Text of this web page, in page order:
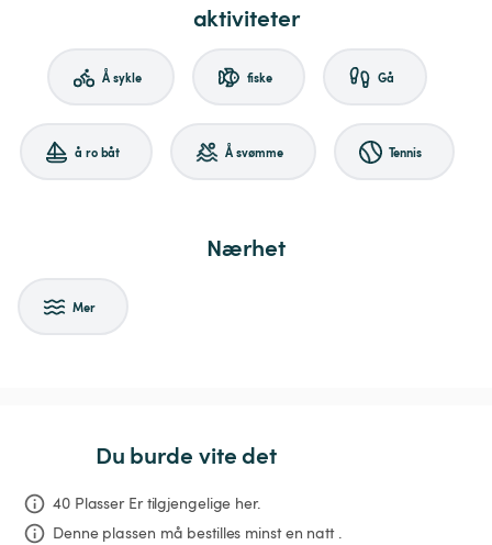
aktiviteter
Å sykle fiske Gå
å ro båt Å svømme Tennis
Nærhet
Mer
Du burde vite det
40 Plasser Er tilgjengelige her.
Denne plassen må bestilles minst en natt .